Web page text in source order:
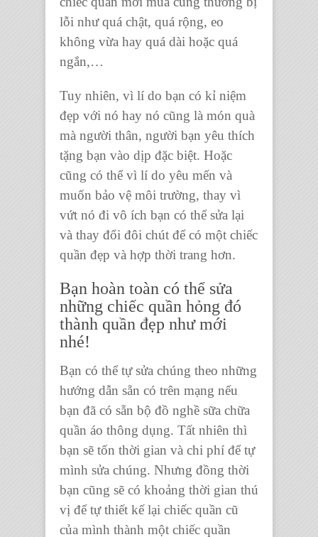
lỗi như quá chật, quá rộng, eo
không vừa hay quá dài hoặc quá
ngắn,…
Tuy nhiên, vì lí do bạn có kỉ niệm
đẹp với nó hay nó cũng là món quà
mà người thân, người bạn yêu thích
tặng bạn vào dịp đặc biệt. Hoặc
cũng có thể vì lí do yêu mến và
muốn bảo vệ môi trường, thay vì
vứt nó đi vô ích bạn có thể sửa lại
và thay đổi đôi chút để có một chiếc
quần đẹp và hợp thời trang hơn.
Bạn hoàn toàn có thể sửa
những chiếc quần hỏng đó
thành quần đẹp như mới
nhé!
Bạn có thể tự sửa chúng theo những
hướng dẫn sẵn có trên mạng nếu
bạn đã có sẵn bộ đồ nghề sữa chữa
quần áo thông dụng. Tất nhiên thì
bạn sẽ tốn thời gian và chi phí để tự
mình sửa chúng. Nhưng đồng thời
bạn cũng sẽ có khoảng thời gian thú
vị để tự thiết kế lại chiếc quần cũ
của mình thành một chiếc quần